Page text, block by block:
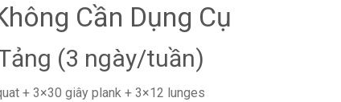
Cần Dụng Cụ
(3 ngày/tuần)
+ 3×30 giây plank + 3×12 lunges